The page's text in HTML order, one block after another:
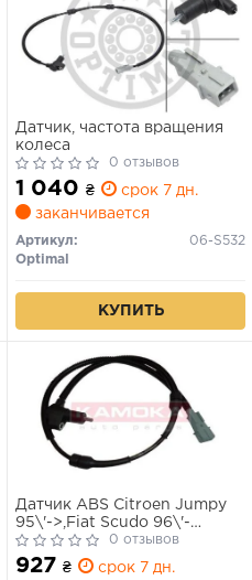
Датчик, частота вращения
колеса
0 отзывов
1 040 ₴
срок 7 дн.
заканчивается
Артикул:
06-S532
Optimal
КУПИТЬ
Датчик ABS Citroen Jumpy
95\'->,Fiat Scudo 96\'-
>,Peugeot Expert 96\'->
задн.*
0 отзывов
927 ₴ срок 7 дн.